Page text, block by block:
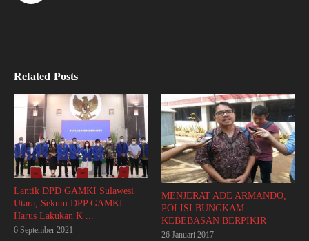
Related Posts
Lantik DPD GAMKI Sulawesi
Utara, Sekum DPP GAMKI:
Harus Lakukan K ...
6 September 2021
MENJERAT ADE ARMANDO,
POLISI BUNGKAM
KEBEBASAN BERPIKIR
26 Januari 2017